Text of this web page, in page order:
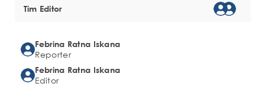
Tim Editor
Febrina Ratna Iskana
Reporter
Febrina Ratna Iskana
Editor